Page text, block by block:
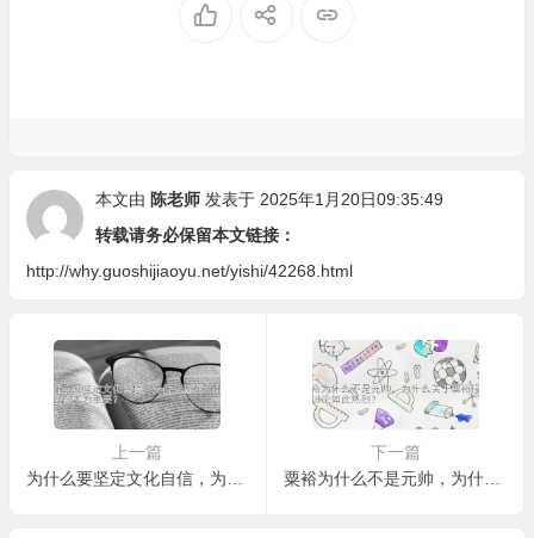
本文由 陈老师发表于 2025年1月20日09:35:49
转载请务必保留本文链接：
http://why.guoshijiaoyu.net/yishi/42268.html
上一篇
下一篇
粟裕为什么不是元帅，为什么关于粟裕授衔的讨论如此热烈？